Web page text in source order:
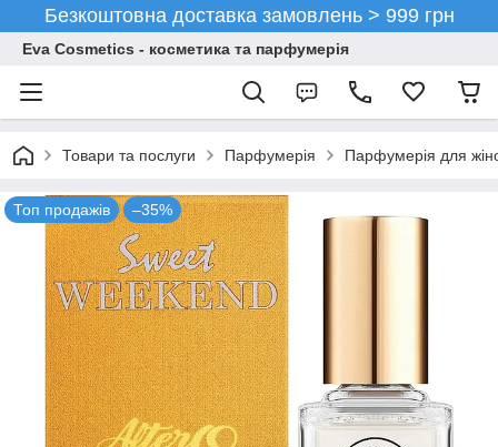
Безкоштовна доставка замовлень > 999 грн
Eva Cosmetics - косметика та парфумерія
Товари та послуги Парфумерія Парфумерія для
Топ продажів –35%